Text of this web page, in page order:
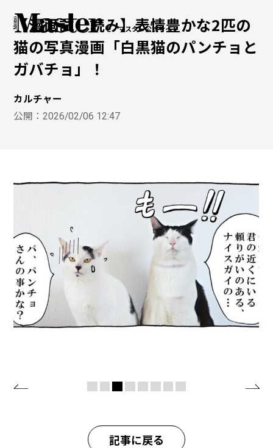
モノマスター公式サイト
【漫画試し読み】表情豊かな2匹の
猫の写真漫画「白黒猫のパンチョと
ガバチョ」！
カルチャー
公開：2026/02/06 12:47
記事に戻る